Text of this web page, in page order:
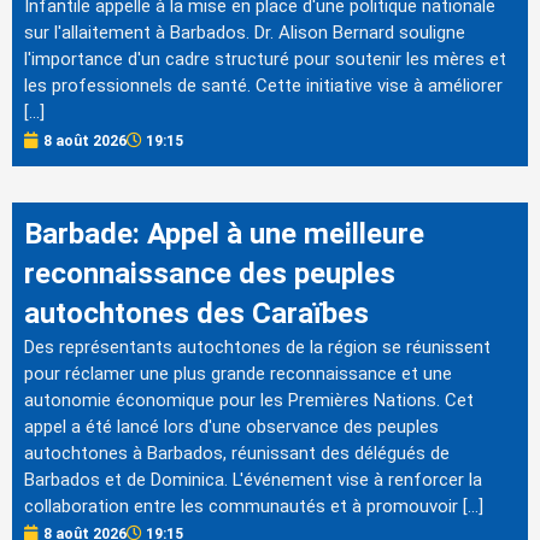
Infantile appelle à la mise en place d'une politique nationale
sur l'allaitement à Barbados. Dr. Alison Bernard souligne
l'importance d'un cadre structuré pour soutenir les mères et
les professionnels de santé. Cette initiative vise à améliorer
[…]
8 août 2026 19:15
Barbade: Appel à une meilleure
reconnaissance des peuples
autochtones des Caraïbes
Des représentants autochtones de la région se réunissent
pour réclamer une plus grande reconnaissance et une
autonomie économique pour les Premières Nations. Cet
appel a été lancé lors d'une observance des peuples
autochtones à Barbados, réunissant des délégués de
Barbados et de Dominica. L'événement vise à renforcer la
collaboration entre les communautés et à promouvoir […]
8 août 2026 19:15